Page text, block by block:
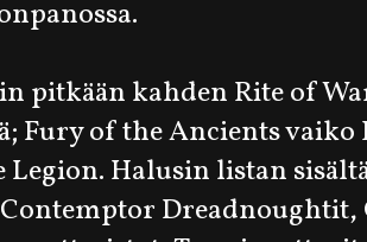
pitkään kahden Rite of
Fury of the Ancients vaiko
Legion. Halusin listan
Dreadnoughtit,